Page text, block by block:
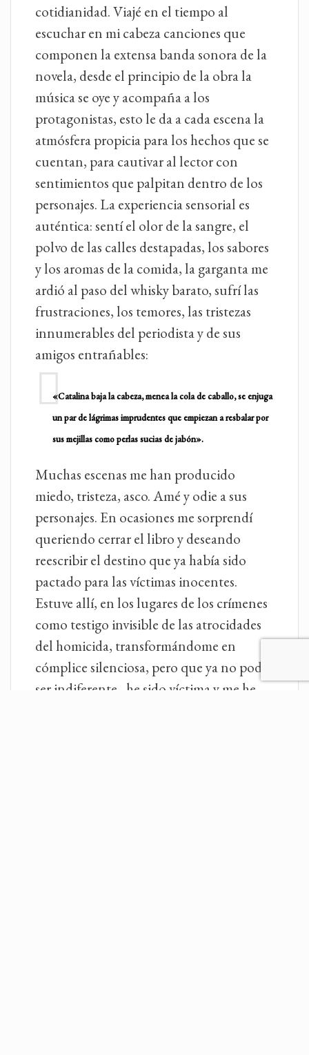
cotidianidad. Viajé en el tiempo al
escuchar en mi cabeza canciones que
componen la extensa banda sonora de la
novela, desde el principio de la obra la
música se oye y acompaña a los
protagonistas, esto le da a cada escena la
atmósfera propicia para los hechos que se
cuentan, para cautivar al lector con
sentimientos que palpitan dentro de los
personajes. La experiencia sensorial es
auténtica: sentí el olor de la sangre, el
polvo de las calles destapadas, los sabores
y los aromas de la comida, la garganta me
ardió al paso del whisky barato, sufrí las
frustraciones, los temores, las tristezas
innumerables del periodista y de sus
amigos entrañables:
«Catalina baja la cabeza, menea la cola de caballo, se enjuga
un par de lágrimas imprudentes que empiezan a resbalar por
sus mejillas como perlas sucias de jabón».
Muchas escenas me han producido
miedo, tristeza, asco. Amé y odie a sus
personajes. En ocasiones me sorprendí
queriendo cerrar el libro y deseando
reescribir el destino que ya había sido
pactado para las víctimas inocentes.
Estuve allí, en los lugares de los crímenes
como testigo invisible de las atrocidades
del homicida, transformándome en
cómplice silenciosa, pero que ya no podrá
ser indiferente, he sido víctima y me he